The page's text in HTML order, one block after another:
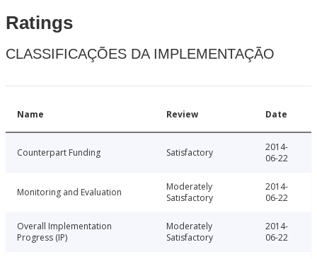
Ratings
CLASSIFICAÇÕES DA IMPLEMENTAÇÃO
Name Review Date
Counterpart Funding Satisfactory
2014-
06-22
Monitoring and Evaluation
Moderately
Satisfactory
2014-
06-22
Overall Implementation
Progress (IP)
Moderately
Satisfactory
2014-
06-22